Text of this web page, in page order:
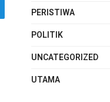
PERISTIWA
POLITIK
UNCATEGORIZED
UTAMA